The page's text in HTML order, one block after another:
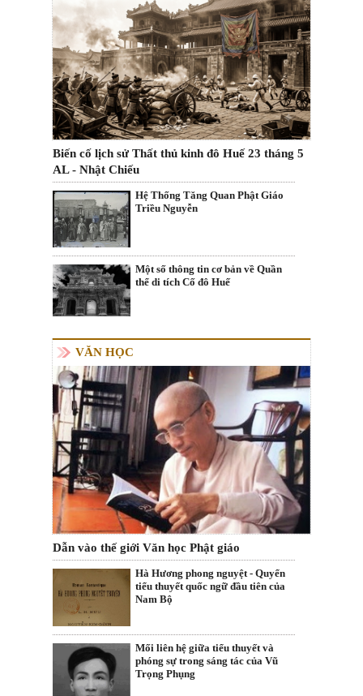
Biến cố lịch sử Thất thủ kinh đô Huế 23 tháng 5
AL - Nhật Chiếu
Hệ Thống Tăng Quan Phật Giáo
Triều Nguyễn
Một số thông tin cơ bản về Quần
thể di tích Cố đô Huế
VĂN HỌC
Dẫn vào thế giới Văn học Phật giáo
Hà Hương phong nguyệt - Quyển
tiểu thuyết quốc ngữ đầu tiên của
Nam Bộ
Mối liên hệ giữa tiểu thuyết và
phóng sự trong sáng tác của Vũ
Trọng Phụng